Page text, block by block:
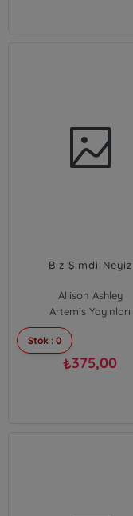
Biz Şimdi Neyiz
Allison Ashley
Artemis Yayınları
Stok : 0
₺375,00